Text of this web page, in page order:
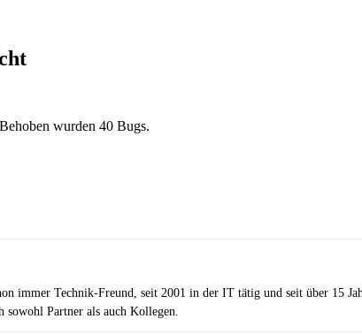
wurden 40 Bugs.
immer Technik-Freund, seit 2001 in der IT tätig und seit über 15
Partner als auch Kollegen.